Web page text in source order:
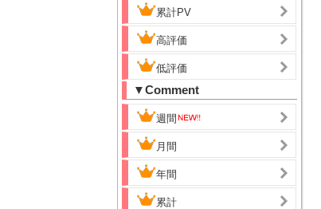
累計PV
高評価
低評価
▼Comment
週間
月間
年間
累計